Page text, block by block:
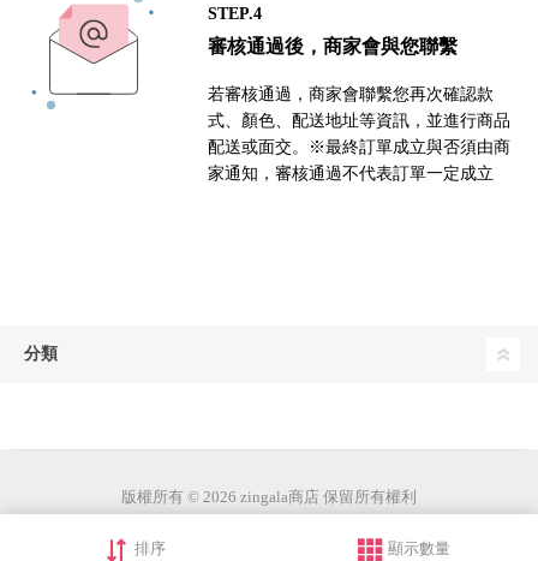
STEP.4
審核通過後，商家會與您聯繫
若審核通過，商家會聯繫您再次確認款
式、顏色、配送地址等資訊，並進行商品
配送或面交。※最終訂單成立與否須由商
家通知，審核通過不代表訂單一定成立
分類
版權所有 © 2026 zingala商店 保留所有權利
排序 顯示數量